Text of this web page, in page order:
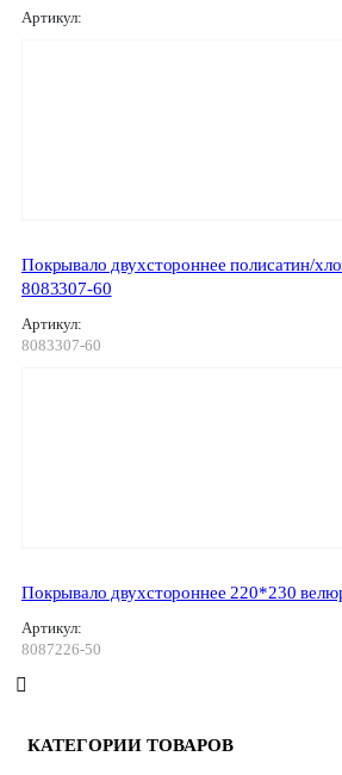
Артикул:
Покрывало двухстороннее полисатин/
8083307-60
Артикул:
8083307-60
Покрывало двухстороннее 220*230
Артикул:
8087226-50
КАТЕГОРИИ ТОВАРОВ